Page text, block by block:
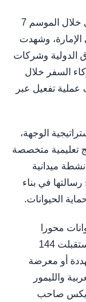
كما واصلت دبي سفاري بارك تحقيق أداء قوي خلال الموسم 7
وشهدت
الدولية وشركات
عبر شركاء السفر خلال
إلى جانب تسجيل أكثر من 62 ألف عملية تفعيل عبر
الوجهة،
ضمن برامج تعليمية متخصصة
ميدانية
في بناء
الحيوانات.
محورا
أساسيا لعمل الوجهة خلال الموسم 7، حيث استقبلت 144
أو معرضة
والليمور
صاحب